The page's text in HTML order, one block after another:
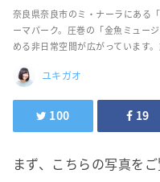
奈良県奈良市のミ・ナーラにある
ーマパーク。圧巻の「金魚ミュー
める非日常空間が広がっています
ユキガオ
100 19
まず、こちらの写真をご